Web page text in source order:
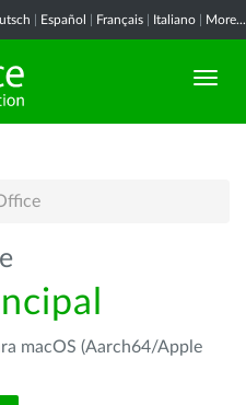
Español Français Italiano More...
macOS (Aarch64/Apple